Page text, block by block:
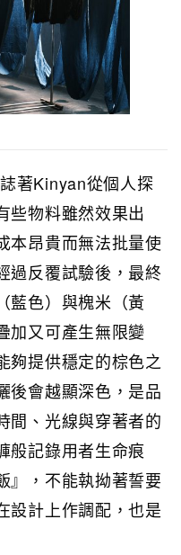
著Kinyan從個人探
些物料雖然效果出
本昂貴而無法批量使
過反覆試驗後，最終
藍色）與槐米（黃
加又可產生無限變
夠提供穩定的棕色之
後會越顯深色，是品
間、光線與穿著者的
般記錄用者生命痕
』，不能執拗著誓要
設計上作調配，也是